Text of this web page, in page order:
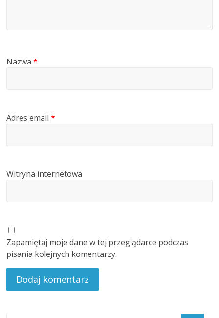
Nazwa*
Adres email*
Witryna internetowa
Zapamiętaj moje dane w tej przeglądarce podczas
pisania kolejnych komentarzy.